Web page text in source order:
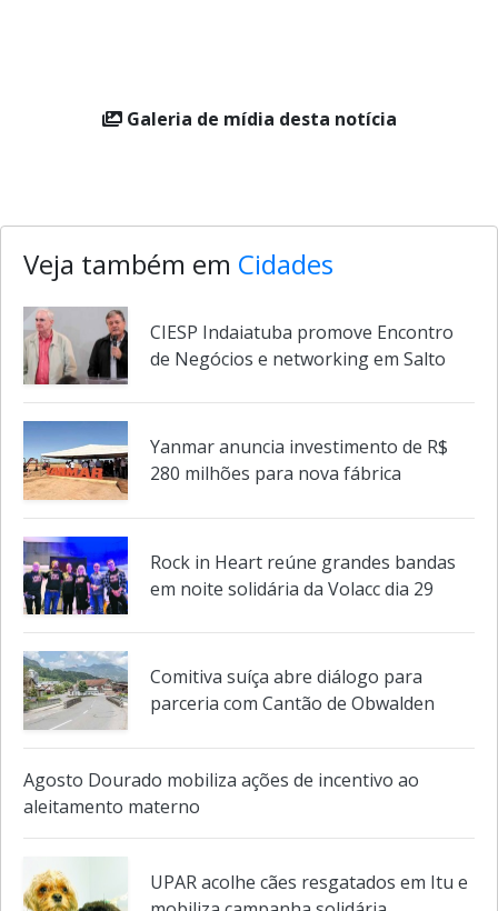
Galeria de mídia desta notícia
Veja também em Cidades
CIESP Indaiatuba promove Encontro
de Negócios e networking em Salto
Yanmar anuncia investimento de R$
280 milhões para nova fábrica
Rock in Heart reúne grandes bandas
em noite solidária da Volacc dia 29
Comitiva suíça abre diálogo para
parceria com Cantão de Obwalden
Agosto Dourado mobiliza ações de incentivo ao
aleitamento materno
UPAR acolhe cães resgatados em Itu e